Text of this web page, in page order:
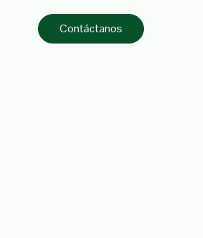
Contáctanos